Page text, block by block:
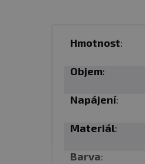
Hmotnost:
Objem:
Napájení:
Materiál:
Barva: